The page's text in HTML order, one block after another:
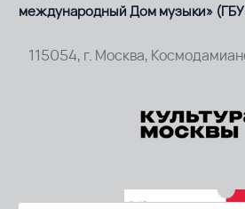
международный Дом музыки»
115054, г. Москва,